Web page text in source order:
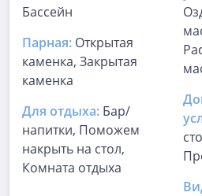
Бассейн
Парная: Открытая
каменка, Закрытая
каменка
Для отдыха: Бар/
напитки, Поможем
накрыть на стол,
Комната отдыха